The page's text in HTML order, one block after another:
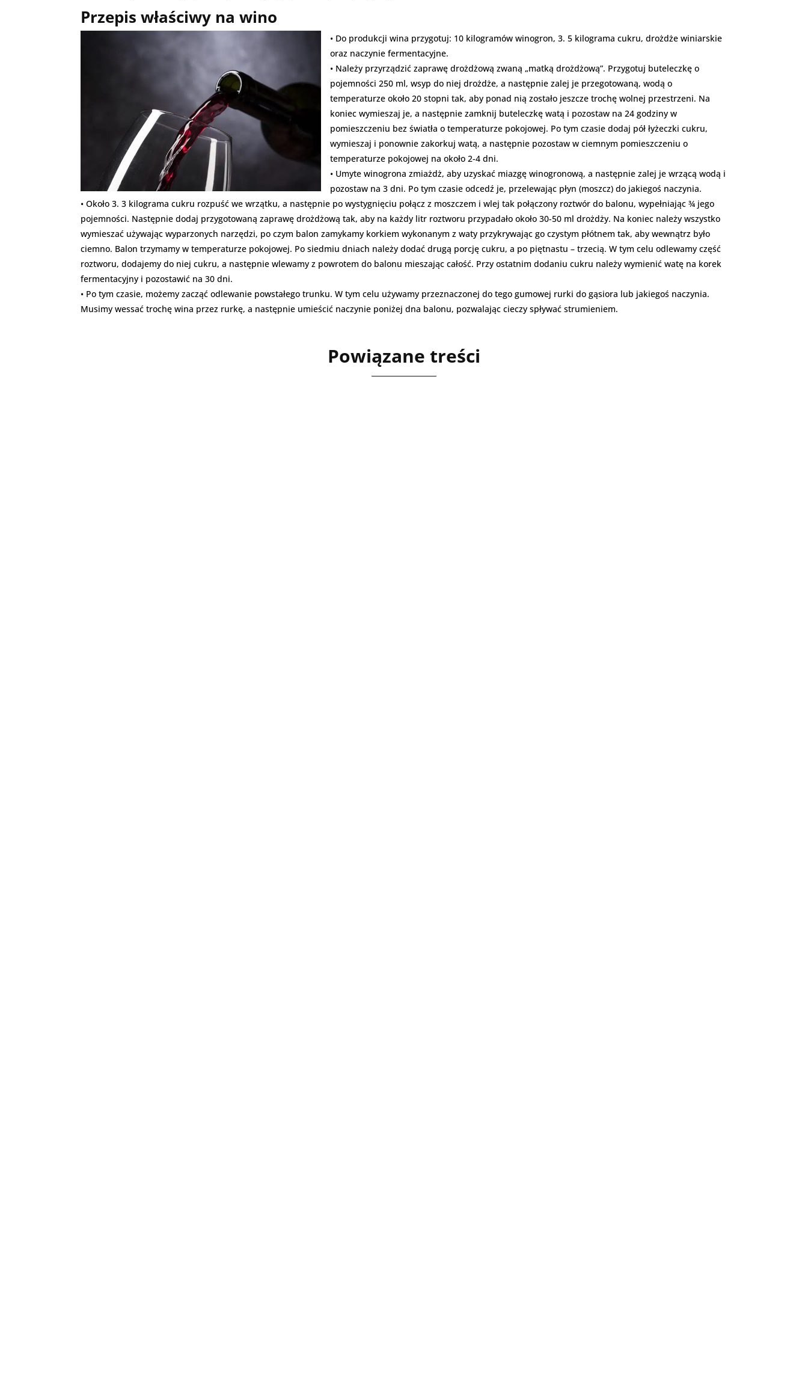
Przepis właściwy na wino
• Do produkcji wina przygotuj: 10 kilogramów winogron, 3. 5 kilograma cukru, drożdże winiarskie
oraz naczynie fermentacyjne.
• Należy przyrządzić zaprawę drożdżową zwaną „matką drożdżową”. Przygotuj buteleczkę o
pojemności 250 ml, wsyp do niej drożdże, a następnie zalej je przegotowaną, wodą o
temperaturze około 20 stopni tak, aby ponad nią zostało jeszcze trochę wolnej przestrzeni. Na
koniec wymieszaj je, a następnie zamknij buteleczkę watą i pozostaw na 24 godziny w
pomieszczeniu bez światła o temperaturze pokojowej. Po tym czasie dodaj pół łyżeczki cukru,
wymieszaj i ponownie zakorkuj watą, a następnie pozostaw w ciemnym pomieszczeniu o
temperaturze pokojowej na około 2-4 dni.
• Umyte winogrona zmiażdż, aby uzyskać miazgę winogronową, a następnie zalej je wrzącą wodą i
pozostaw na 3 dni. Po tym czasie odcedź je, przelewając płyn (moszcz) do jakiegoś naczynia.
• Około 3. 3 kilograma cukru rozpuść we wrzątku, a następnie po wystygnięciu połącz z moszczem i wlej tak połączony roztwór do balonu, wypełniając ¾ jego
pojemności. Następnie dodaj przygotowaną zaprawę drożdżową tak, aby na każdy litr roztworu przypadało około 30-50 ml drożdży. Na koniec należy wszystko
wymieszać używając wyparzonych narzędzi, po czym balon zamykamy korkiem wykonanym z waty przykrywając go czystym płótnem tak, aby wewnątrz było
ciemno. Balon trzymamy w temperaturze pokojowej. Po siedmiu dniach należy dodać drugą porcję cukru, a po piętnastu – trzecią. W tym celu odlewamy część
roztworu, dodajemy do niej cukru, a następnie wlewamy z powrotem do balonu mieszając całość. Przy ostatnim dodaniu cukru należy wymienić watę na korek
fermentacyjny i pozostawić na 30 dni.
• Po tym czasie, możemy zacząć odlewanie powstałego trunku. W tym celu używamy przeznaczonej do tego gumowej rurki do gąsiora lub jakiegoś naczynia.
Musimy wessać trochę wina przez rurkę, a następnie umieścić naczynie poniżej dna balonu, pozwalając cieczy spływać strumieniem.
Powiązane treści